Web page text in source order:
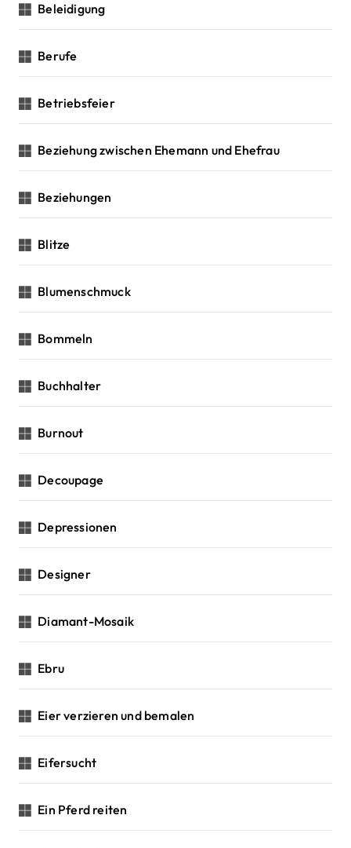
Beleidigung
Berufe
Betriebsfeier
Beziehung zwischen Ehemann und Ehefrau
Beziehungen
Blitze
Blumenschmuck
Bommeln
Buchhalter
Burnout
Decoupage
Depressionen
Designer
Diamant-Mosaik
Ebru
Eier verzieren und bemalen
Eifersucht
Ein Pferd reiten